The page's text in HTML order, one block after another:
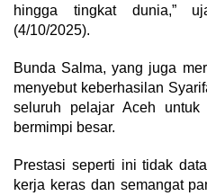
hingga tingkat dunia,”
(4/10/2025).
Bunda Salma, yang juga
menyebut keberhasilan
seluruh pelajar Aceh
bermimpi besar.
Prestasi seperti ini tidak
kerja keras dan semangat